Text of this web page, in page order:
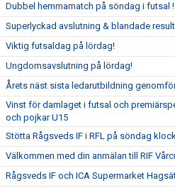
Dubbel hemmamatch på söndag i futsal !
Superlyckad avslutning & blandade
Viktig futsaldag på lördag!
Ungdomsavslutning på lördag!
Årets näst sista ledarutbildning
Vinst för damlaget i futsal och
och pojkar U15
Stötta Rågsveds IF i RFL på söndag
Välkommen med din anmälan till RIF
Rågsveds IF och ICA Supermarket